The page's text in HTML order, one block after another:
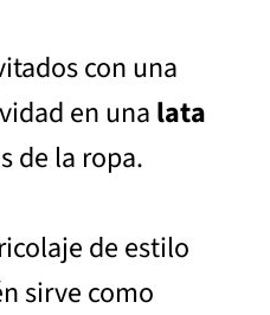
con una
en unalata
de la ropa.
de estilo
sirve como